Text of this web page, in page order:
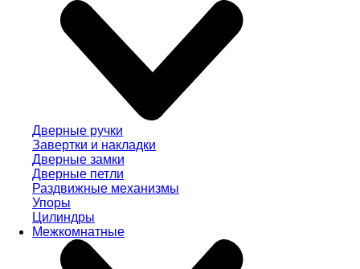
Дверные ручки
Завертки и накладки
Дверные замки
Дверные петли
Раздвижные механизмы
Упоры
Цилиндры
Межкомнатные